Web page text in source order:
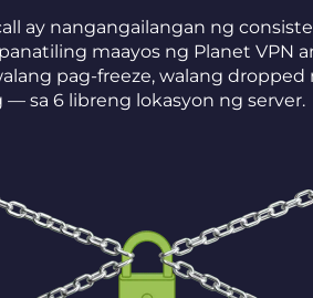
ay nangangailangan ng
maayos ng Planet VPN
pag-freeze, walang dropped
sa 6 libreng lokasyon ng server.